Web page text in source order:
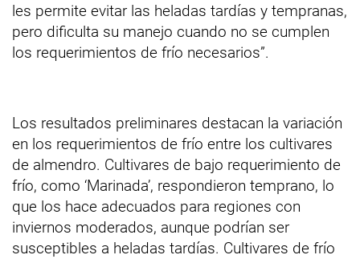
les permite evitar las heladas tardías y tempranas,
pero dificulta su manejo cuando no se cumplen
los requerimientos de frío necesarios”.
Los resultados preliminares destacan la variación
en los requerimientos de frío entre los cultivares
de almendro. Cultivares de bajo requerimiento de
frío, como ‘Marinada’, respondieron temprano, lo
que los hace adecuados para regiones con
inviernos moderados, aunque podrían ser
susceptibles a heladas tardías. Cultivares de frío